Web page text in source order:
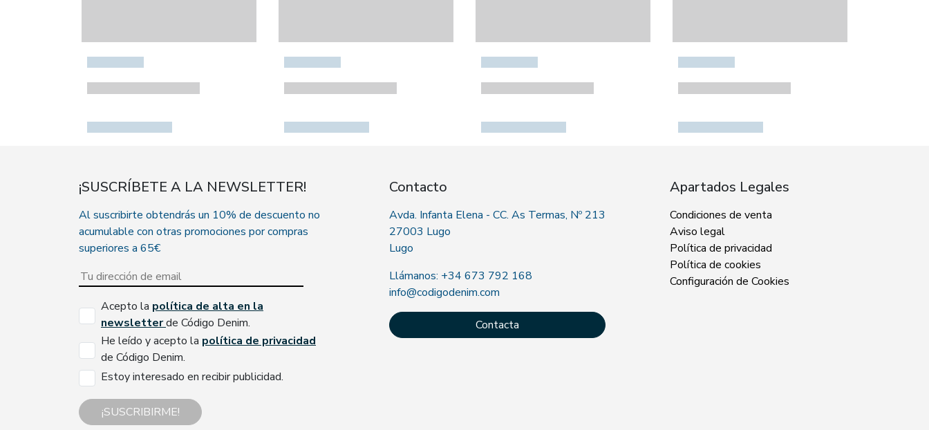
¡SUSCRÍBETE A LA NEWSLETTER!
Al suscribirte obtendrás un 10% de descuento no
acumulable con otras promociones por compras
superiores a 65€
Acepto la política de alta en la
newsletterde Código Denim.
He leído y acepto la política de privacidad
de Código Denim.
Estoy interesado en recibir publicidad.
¡SUSCRIBIRME!
Contacto
Avda. Infanta Elena - CC. As Termas, Nº 213
27003 Lugo
Lugo
Llámanos: +34 673 792 168
info@codigodenim.com
Contacta
Apartados Legales
Condiciones de venta
Aviso legal
Política de privacidad
Política de cookies
Configuración de Cookies